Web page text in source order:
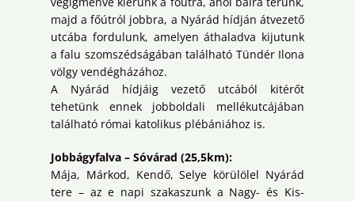
majd a főútról jobbra, a Nyárád hídján átvezető
utcába fordulunk, amelyen áthaladva kijutunk
a falu szomszédságában található Tündér Ilona
völgy vendégházához.
A Nyárád hídjáig vezető utcából kitérőt
tehetünk ennek jobboldali mellékutcájában
található római katolikus plébániához is.
Jobbágyfalva – Sóvárad (25,5km):
Mája, Márkod, Kendő, Selye körülölel Nyárád
tere – az e napi szakaszunk a Nagy- és Kis-